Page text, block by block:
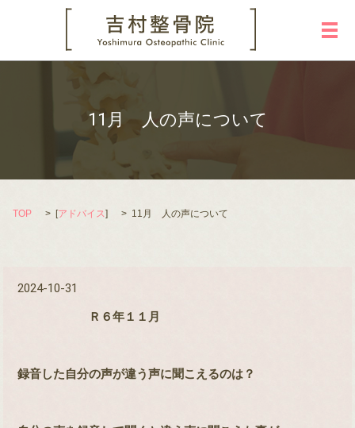
メ
11月 人の声について
TOP [アドバイス] 11月 人の声について
2024-10-31
Ｒ６年１１月
録音した自分の声が違う声に聞こえるのは？